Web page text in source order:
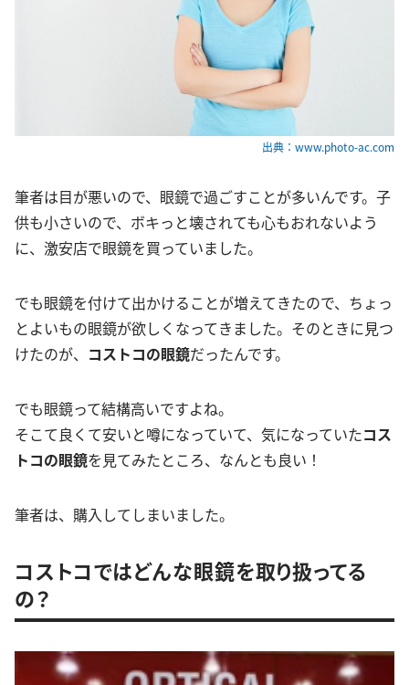
出典：www.photo-ac.com
筆者は目が悪いので、眼鏡で過ごすことが多いんです。子
供も小さいので、ボキっと壊されても心もおれないよう
に、激安店で眼鏡を買っていました。
でも眼鏡を付けて出かけることが増えてきたので、ちょっ
とよいもの眼鏡が欲しくなってきました。そのときに見つ
けたのが、 コストコの眼鏡だったんです。
でも眼鏡って結構高いですよね。
そこて良くて安いと噂になっていて、気になっていたコス
トコの眼鏡を見てみたところ、なんとも良い！
筆者は、購入してしまいました。
コストコではどんな眼鏡を取り扱ってる
の？